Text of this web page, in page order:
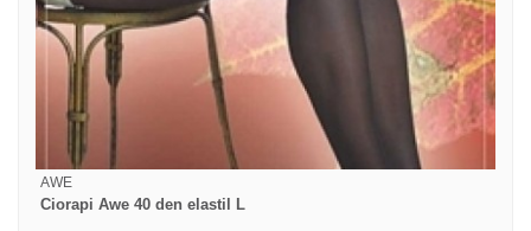
AWE
Ciorapi Awe 40 den elastil L